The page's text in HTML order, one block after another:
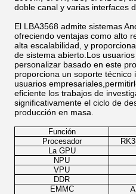
doble canal y varias interfaces
El LBA3568 admite sistemas
ofreciendo ventajas como alto
alta escalabilidad, y
de sistema abierto.Los
personalizar basado en este
proporciona un soporte
usuarios
eficiente los trabajos de
significativamente el ciclo de
producción en masa.
Función
Procesador
La GPU
NPU
VPU
DDR
EMMC